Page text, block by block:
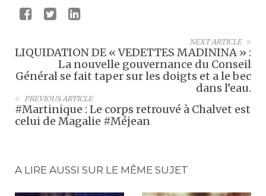
NEXT ARTICLE
LIQUIDATION DE « VEDETTES MADININA » :
La nouvelle gouvernance du Conseil
Général se fait taper sur les doigts et a le bec
dans l’eau.
PREVIOUS ARTICLE
#Martinique : Le corps retrouvé à Chalvet est
celui de Magalie #Méjean
A LIRE AUSSI SUR LE MÊME SUJET